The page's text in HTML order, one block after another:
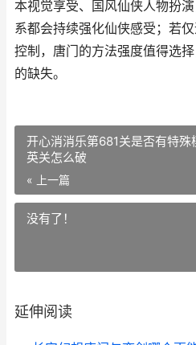
本视觉享受、国风仙侠人物扮
系都会持续强化仙侠感受；若
控制，唐门的方法强度值得选
的缺失。
开心消消乐第681关是否有特
英关怎么破
« 上一篇
没有了！
延伸阅读